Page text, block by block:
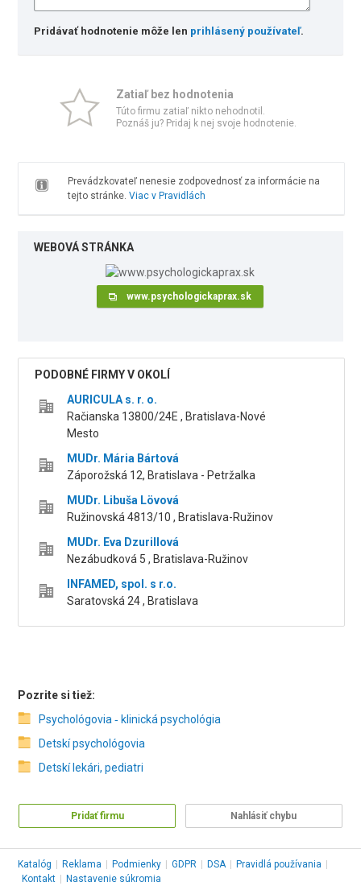
Pridávať hodnotenie môže len prihlásený používateľ.
Zatiaľ bez hodnotenia
Túto firmu zatiaľ nikto nehodnotil.
Poznáš ju? Pridaj k nej svoje hodnotenie.
Prevádzkovateľ nenesie zodpovednosť za informácie na
tejto stránke. Viac v Pravidlách
WEBOVÁ STRÁNKA
www.psychologickaprax.sk
PODOBNÉ FIRMY V OKOLÍ
AURICULA s. r. o.
Račianska 13800/24E , Bratislava-Nové
Mesto
MUDr. Mária Bártová
Záporožská 12, Bratislava - Petržalka
MUDr. Libuša Lövová
Ružinovská 4813/10 , Bratislava-Ružinov
MUDr. Eva Dzurillová
Nezábudková 5 , Bratislava-Ružinov
INFAMED, spol. s r.o.
Saratovská 24 , Bratislava
Pozrite si tiež:
Psychológovia ‑ klinická psychológia
Detskí psychológovia
Detskí lekári, pediatri
Pridať firmu Nahlásiť chybu
Katalóg Reklama Podmienky GDPR DSA Pravidlá používania
Kontakt
Nastavenie súkromia